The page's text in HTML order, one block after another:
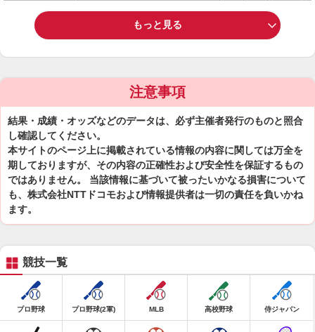
もっと見る
注意事項
結果・成績・オッズなどのデータは、必ず主催者発行のものと照合
し確認してください。
本サイトのページ上に掲載されている情報の内容に関しては万全を
期しておりますが、その内容の正確性および安全性を保証するもの
ではありません。 当該情報に基づいて被ったいかなる損害について
も、株式会社NTTドコモおよび情報提供者は一切の責任を負いかね
ます。
競技一覧
プロ野球 プロ野球(2軍) MLB 高校野球 侍ジャパン